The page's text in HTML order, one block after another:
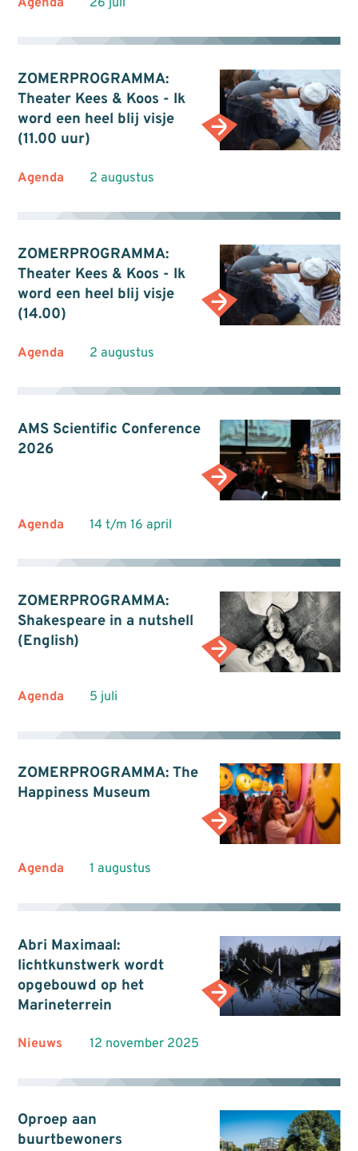
ZOMERPROGRAMMA:
Theater Kees & Koos - Ik
word een heel blij visje
(11.00 uur)
Agenda 2 augustus
ZOMERPROGRAMMA:
Theater Kees & Koos - Ik
word een heel blij visje
(14.00)
Agenda 2 augustus
AMS Scientific Conference
2026
Agenda 14 t/m 16 april
ZOMERPROGRAMMA:
Shakespeare in a nutshell
(English)
Agenda 5 juli
ZOMERPROGRAMMA: The
Happiness Museum
Agenda 1 augustus
Abri Maximaal:
lichtkunstwerk wordt
opgebouwd op het
Marineterrein
Nieuws 12 november 2025
Oproep aan
buurtbewoners